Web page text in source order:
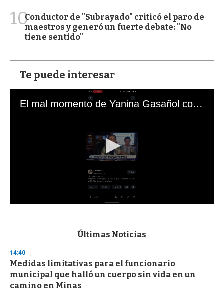
10Conductor de "Subrayado" criticó el paro de
maestros y generó un fuerte debate: "No
tiene sentido"
Te puede interesar
El mal momento de Yanina Gasañol con un hincha argentino en "Subrayado"
s
d
s
o
f
3
Últimas Noticias
14:40
Medidas limitativas para el funcionario
municipal que halló un cuerpo sin vida en un
camino en Minas